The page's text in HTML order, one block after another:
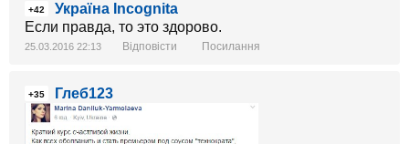
+42
Україна Incognita
Если правда, то это здорово.
25.03.2016 22:13 Відповісти Посилання
+35 Глеб123